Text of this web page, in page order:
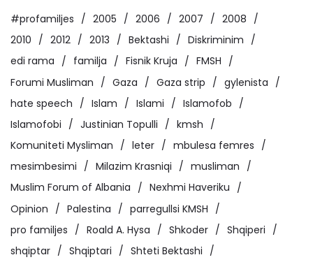
#profamiljes 2005 2006 2007
2008
2010
2012 2013 Bektashi
Diskriminim
edi rama
familja Fisnik Kruja
FMSH
Forumi Musliman
Gaza Gaza strip
gylenista
hate speech
Islam Islami
Islamofob
Islamofobi
Justinian Topulli
kmsh
Komuniteti Mysliman
leter
mbulesa femres
mesimbesimi
Milazim Krasniqi
musliman
Muslim Forum of Albania
Nexhmi Haveriku
Opinion
Palestina
parregullsi KMSH
pro familjes
Roald A. Hysa Shkoder
Shqiperi
shqiptar
Shqiptari
Shteti Bektashi